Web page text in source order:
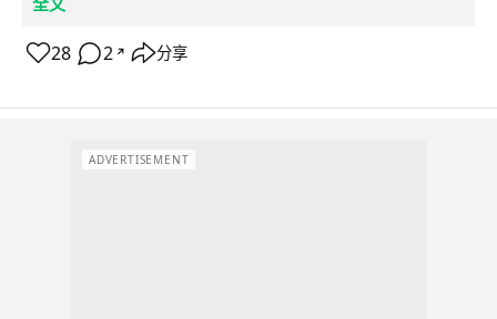
28 2 ↗ 分享
ADVERTISEMENT